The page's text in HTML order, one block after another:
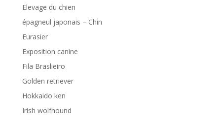
Elevage du chien
épagneul japonais – Chin
Eurasier
Exposition canine
Fila Braslieiro
Golden retriever
Hokkaido ken
Irish wolfhound